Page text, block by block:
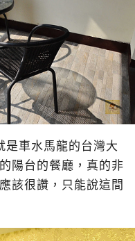
是車水馬龍的台灣大
陽台的餐廳，真的非
該很讚，只能說這間